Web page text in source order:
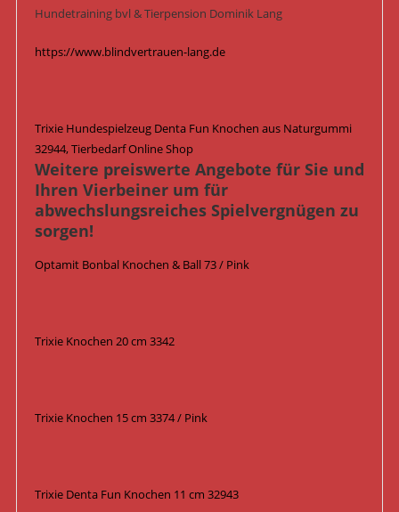
Hundetraining bvl & Tierpension Dominik Lang
https://www.blindvertrauen-lang.de
Trixie Hundespielzeug Denta Fun Knochen aus Naturgummi
32944, Tierbedarf Online Shop
Weitere preiswerte Angebote für Sie und
Ihren Vierbeiner um für
abwechslungsreiches Spielvergnügen zu
sorgen!
Optamit Bonbal Knochen & Ball 73 / Pink
Trixie Knochen 20 cm 3342
Trixie Knochen 15 cm 3374 / Pink
Trixie Denta Fun Knochen 11 cm 32943